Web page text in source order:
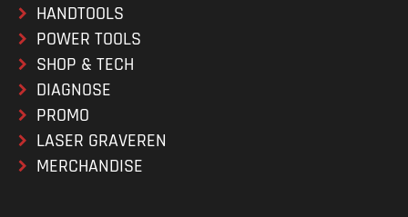
HANDTOOLS
POWER TOOLS
SHOP & TECH
DIAGNOSE
PROMO
LASER GRAVEREN
MERCHANDISE